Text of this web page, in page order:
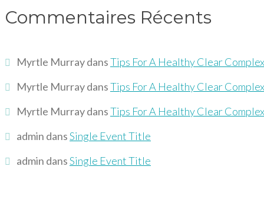
Commentaires Récents
Myrtle MurraydansTips For A Healthy Clear
Myrtle MurraydansTips For A Healthy Clear
Myrtle MurraydansTips For A Healthy Clear
admin dansSingle Event Title
admin dansSingle Event Title